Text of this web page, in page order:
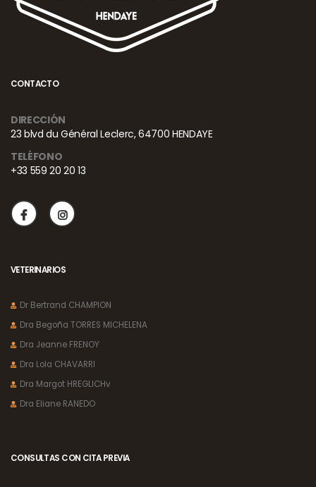
CONTACTO
DIRECCIÓN
23 blvd du Général Leclerc, 64700 HENDAYE
TELÉFONO
+33 559 20 20 13
VETERINARIOS
Dr Bertrand CHAMPION
Dra Begoña TORRES MICHELENA
Dra Jeanne FRENOY
Dra Lola CHAVARRI
Dra Margot HREGLICHv
Dra Eliane RANEDO
CONSULTAS CON CITA PREVIA